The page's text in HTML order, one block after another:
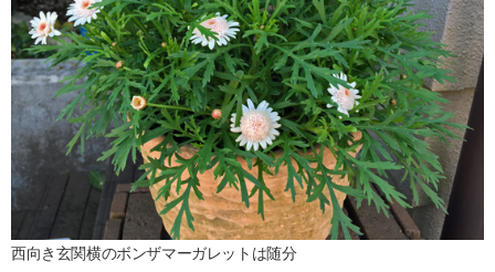
西向き玄関横のボンザマーガレットは随分